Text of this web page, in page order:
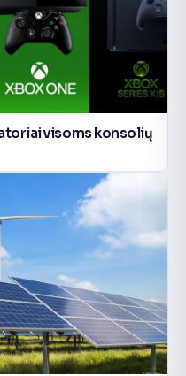
visoms konsolių